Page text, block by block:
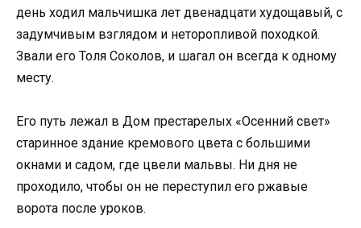
день ходил мальчишка лет двенадцати худощавый, с
задумчивым взглядом и неторопливой походкой.
Звали его Толя Соколов, и шагал он всегда к одному
месту.
Его путь лежал в Дом престарелых «Осенний свет»
старинное здание кремового цвета с большими
окнами и садом, где цвели мальвы. Ни дня не
проходило, чтобы он не переступил его ржавые
ворота после уроков.